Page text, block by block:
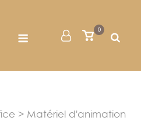
Mon
Voir
0
> Matériel d'animation